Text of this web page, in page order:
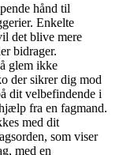
hånd til
Enkelte
det blive mere
bidrager.
glem ikke
der sikrer dig mod
dit velbefindende i
fra en fagmand.
med dit
som viser
med en